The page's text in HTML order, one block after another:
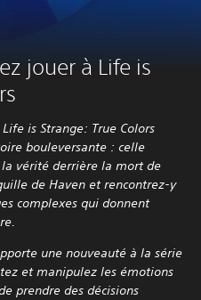
jouer à Life is
is Strange: True Colors
bouleversante : celle
la vérité derrière la mort de
de Haven et rencontrez-y
complexes qui donnent
une nouveauté à la série
et manipulez les émotions
prendre des décisions